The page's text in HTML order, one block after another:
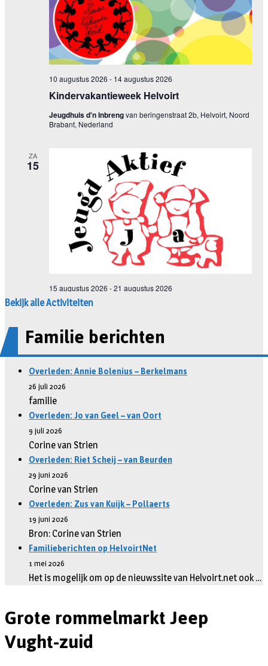
Bekijk alle Activiteiten
Familie berichten
Overleden: Annie Bolenius – Berkelmans
26 juli 2026
familie
Overleden: Jo van Geel – van Oort
9 juli 2026
Corine van Strien
Overleden: Riet Scheij – van Beurden
29 juni 2026
Corine van Strien
Overleden: Zus van Kuijk – Pollaerts
19 juni 2026
Bron: Corine van Strien
Familieberichten op HelvoirtNet
1 mei 2026
Het is mogelijk om op de nieuwssite van Helvoirt.net ook …
Grote rommelmarkt Jeep
Vught-zuid